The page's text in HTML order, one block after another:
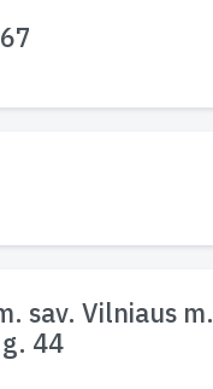
sav. Vilniaus m.
44